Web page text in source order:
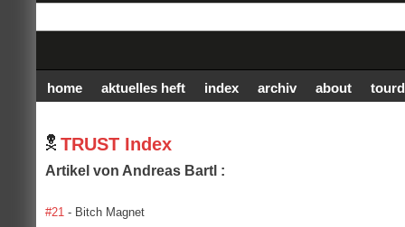
home aktuelles heft index archiv about
TRUST Index
Artikel von Andreas Bartl :
#21 - Bitch Magnet